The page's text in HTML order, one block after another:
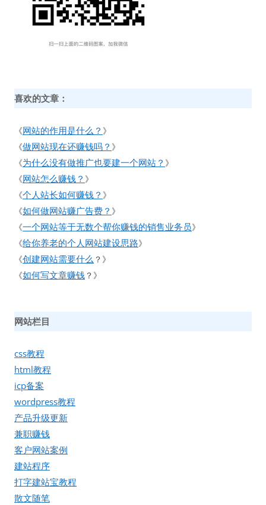
喜欢的文章：
《网站的作用是什么？ 》
《做网站现在还赚钱吗？ 》
《为什么没有做推广也要建一个网站？ 》
《网站怎么赚钱？ 》
《个人站长如何赚钱？ 》
《如何做网站赚广告费？ 》
《一个网站等于无数个帮你赚钱的销售业务员》
《给你养老的个人网站建设思路》
《创建网站需要什么 ？》
《如何写文章赚钱 ？》
网站栏目
css教程
html教程
icp备案
wordpress教程
产品升级更新
兼职赚钱
客户网站案例
建站程序
打字建站宝教程
散文随笔